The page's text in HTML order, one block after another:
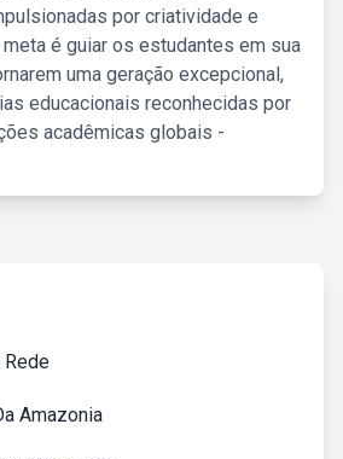
por criatividade e
é guiar os estudantes em sua
uma geração excepcional,
educacionais reconhecidas por
acadêmicas globais -
Rede
Amazonia